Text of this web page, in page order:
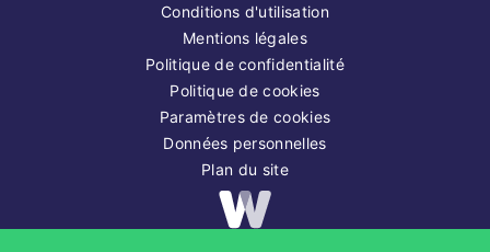
Conditions d'utilisation
Mentions légales
Politique de confidentialité
Politique de cookies
Paramètres de cookies
Données personnelles
Plan du site